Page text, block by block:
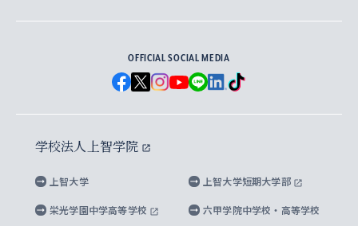
経済学研究科
グローバル・スタディーズ研究科
メディア・ジャーナリズム研究所
水稀少社会研究センター
先進機械・構造材料イノベーションセンター
学部入学前に出願する奨学金
国による高等教育の修学支援新制度
大学院生対象の奨学金
海外留学する際の費用と奨学金
父母・保証人とのネットワーク
学外とのネットワーク
上智大学の出版物
上智大学大学案内・大学院案内
英文広報誌 SOPHIA magazine
上智大学のビジュアル・アイデンティティ
上智大学ビジュアル・アイデンティティ
上智大学校歌 ・上智大学学生歌
上智大学への取材・キャンパスでの撮影について
上智大学の公開情報
上智大学の教育研究活動等の情報公表
キャンパス案内
OFFICIAL SOCIAL MEDIA
学校法人上智学院
上智大学 上智大学短期大学部
栄光学園中学高等学校 六甲学院中学校・高等学校